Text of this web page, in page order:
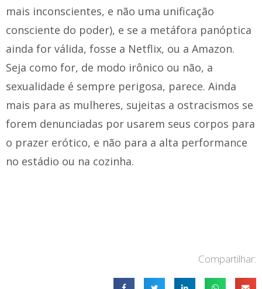
mais inconscientes, e não uma unificação
consciente do poder), e se a metáfora panóptica
ainda for válida, fosse a Netflix, ou a Amazon.
Seja como for, de modo irônico ou não, a
sexualidade é sempre perigosa, parece. Ainda
mais para as mulheres, sujeitas a ostracismos se
forem denunciadas por usarem seus corpos para
o prazer erótico, e não para a alta performance
no estádio ou na cozinha.
Compartilhar: